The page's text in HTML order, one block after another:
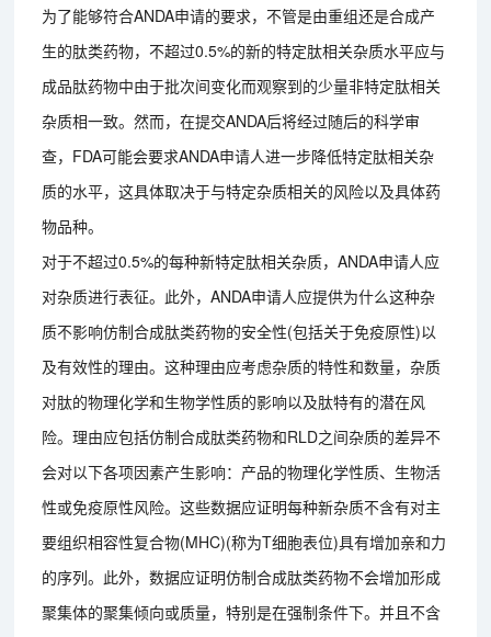
为了能够符合ANDA申请的要求，不管是由重组还是合成产
生的肽类药物，不超过0.5%的新的特定肽相关杂质水平应与
成品肽药物中由于批次间变化而观察到的少量非特定肽相关
杂质相一致。然而，在提交ANDA后将经过随后的科学审
查，FDA可能会要求ANDA申请人进一步降低特定肽相关杂
质的水平，这具体取决于与特定杂质相关的风险以及具体药
物品种。
对于不超过0.5%的每种新特定肽相关杂质，ANDA申请人应
对杂质进行表征。此外，ANDA申请人应提供为什么这种杂
质不影响仿制合成肽类药物的安全性(包括关于免疫原性)以
及有效性的理由。这种理由应考虑杂质的特性和数量，杂质
对肽的物理化学和生物学性质的影响以及肽特有的潜在风
险。理由应包括仿制合成肽类药物和RLD之间杂质的差异不
会对以下各项因素产生影响：产品的物理化学性质、生物活
性或免疫原性风险。这些数据应证明每种新杂质不含有对主
要组织相容性复合物(MHC)(称为T细胞表位)具有增加亲和力
的序列。此外，数据应证明仿制合成肽类药物不会增加形成
聚集体的聚集倾向或质量，特别是在强制条件下。并且不含